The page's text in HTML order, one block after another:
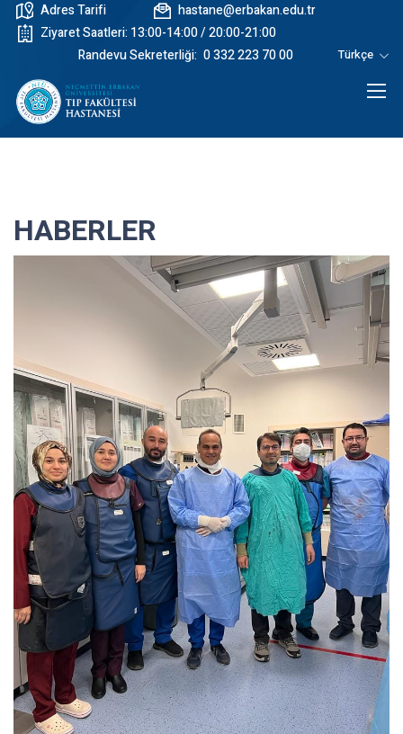
Adres Tarifi
hastane@erbakan.edu.tr
Ziyaret Saatleri: 13:00-14:00 / 20:00-21:00
Randevu Sekreterliği: 0 332 223 70 00 Türkçe
HABERLER